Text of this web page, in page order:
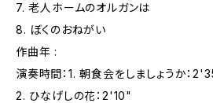
7. 老人ホームのオルガンは
8. ぼくのおねがい
作曲年 :
演奏時間：1. 朝食会をしましょうか：
2. ひなげしの花：2'10"